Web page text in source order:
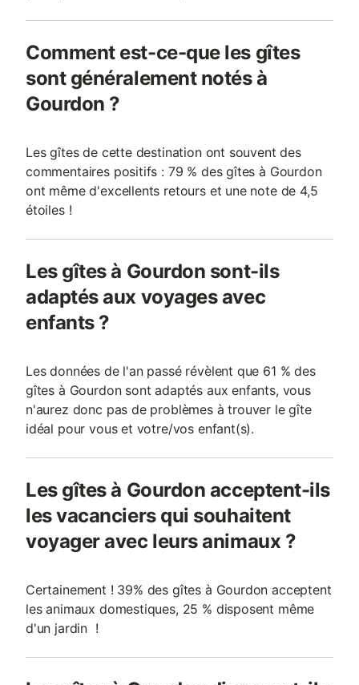
Comment est-ce-que les gîtes
sont généralement notés à
Gourdon ?
Les gîtes de cette destination ont souvent des
commentaires positifs : 79 % des gîtes à Gourdon
ont même d'excellents retours et une note de 4,5
étoiles !
Les gîtes à Gourdon sont-ils
adaptés aux voyages avec
enfants ?
Les données de l'an passé révèlent que 61 % des
gîtes à Gourdon sont adaptés aux enfants, vous
n'aurez donc pas de problèmes à trouver le gîte
idéal pour vous et votre/vos enfant(s).
Les gîtes à Gourdon acceptent-ils
les vacanciers qui souhaitent
voyager avec leurs animaux ?
Certainement ! 39% des gîtes à Gourdon acceptent
les animaux domestiques, 25 % disposent même
d'un jardin !